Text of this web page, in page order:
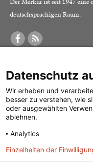
Der Merkur ist seit 1947
deutschsprachigen Raum.
Was ist der Merkur?
Herausgeber /
Redaktion
Verlag
Alle
Abo
Datenschutz
Wir erheben und
besser zu verstehen, wie
oder ausgewählten
ablehnen.
Analytics
Einzelheiten der